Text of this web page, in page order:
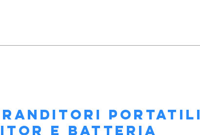
PORTATILI
E BATTERIA